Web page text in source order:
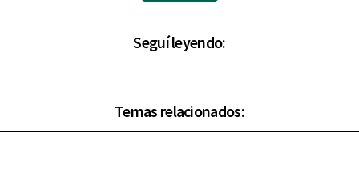
Seguí leyendo:
Temas relacionados: